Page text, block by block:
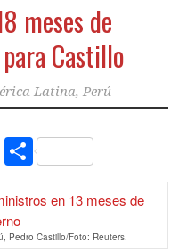
meses de
Castillo
Latina, Perú
LinkedIn
Compartir
Pedro Castillo/Foto: Reuters.